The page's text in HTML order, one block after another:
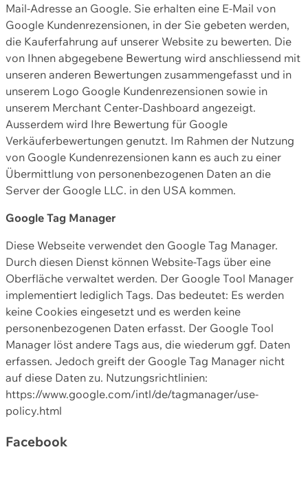
Mail-Adresse an Google. Sie erhalten eine E-Mail von
Google Kundenrezensionen, in der Sie gebeten werden,
die Kauferfahrung auf unserer Website zu bewerten. Die
von Ihnen abgegebene Bewertung wird anschliessend mit
unseren anderen Bewertungen zusammengefasst und in
unserem Logo Google Kundenrezensionen sowie in
unserem Merchant Center-Dashboard angezeigt.
Ausserdem wird Ihre Bewertung für Google
Verkäuferbewertungen genutzt. Im Rahmen der Nutzung
von Google Kundenrezensionen kann es auch zu einer
Übermittlung von personenbezogenen Daten an die
Server der Google LLC. in den USA kommen.
Google Tag Manager
Diese Webseite verwendet den Google Tag Manager.
Durch diesen Dienst können Website-Tags über eine
Oberfläche verwaltet werden. Der Google Tool Manager
implementiert lediglich Tags. Das bedeutet: Es werden
keine Cookies eingesetzt und es werden keine
personenbezogenen Daten erfasst. Der Google Tool
Manager löst andere Tags aus, die wiederum ggf. Daten
erfassen. Jedoch greift der Google Tag Manager nicht
auf diese Daten zu. Nutzungsrichtlinien:
https://www.google.com/intl/de/tagmanager/use-
policy.html
Facebook